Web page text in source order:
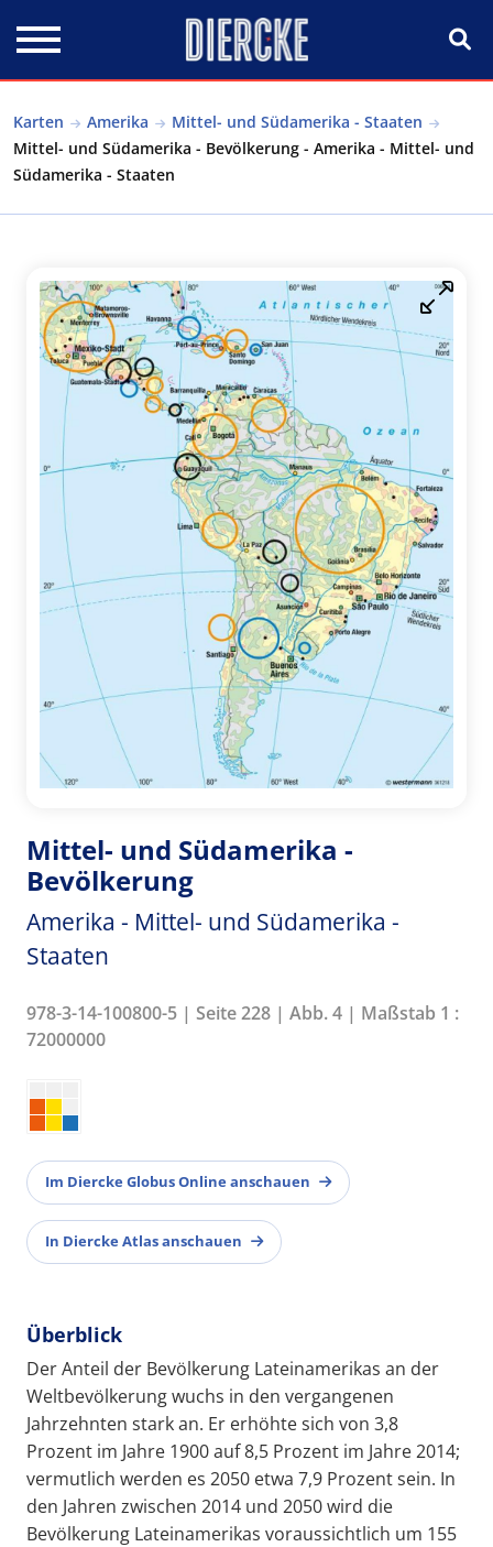
Karten Amerika
Mittel- und Südamerika - Staaten
Mittel- und Südamerika - Bevölkerung - Amerika - Mittel- und
Südamerika - Staaten
Mittel- und Südamerika -
Bevölkerung
Amerika - Mittel- und Südamerika -
Staaten
978-3-14-100800-5 | Seite 228 | Abb. 4 | Maßstab 1 :
72000000
Im Diercke Globus Online anschauen
In Diercke Atlas anschauen
Überblick
Der Anteil der Bevölkerung Lateinamerikas an der
Weltbevölkerung wuchs in den vergangenen
Jahrzehnten stark an. Er erhöhte sich von 3,8
Prozent im Jahre 1900 auf 8,5 Prozent im Jahre 2014;
vermutlich werden es 2050 etwa 7,9 Prozent sein. In
den Jahren zwischen 2014 und 2050 wird die
Bevölkerung Lateinamerikas voraussichtlich um 155